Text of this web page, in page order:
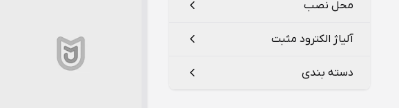
یک لیتر
محل نصب
آلیاژ الکترود مثبت
دسته بندی